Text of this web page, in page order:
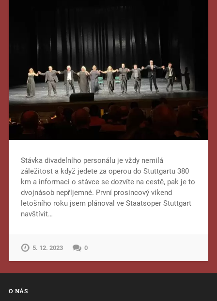
Stávka divadelního personálu je vždy nemilá
záležitost a když jedete za operou do Stuttgartu 380
km a informaci o stávce se dozvíte na cestě, pak je to
dvojnásob nepříjemné. První prosincový víkend
letošního roku jsem plánoval ve Staatsoper Stuttgart
navštívit…
5. 12. 2023 0
O NÁS